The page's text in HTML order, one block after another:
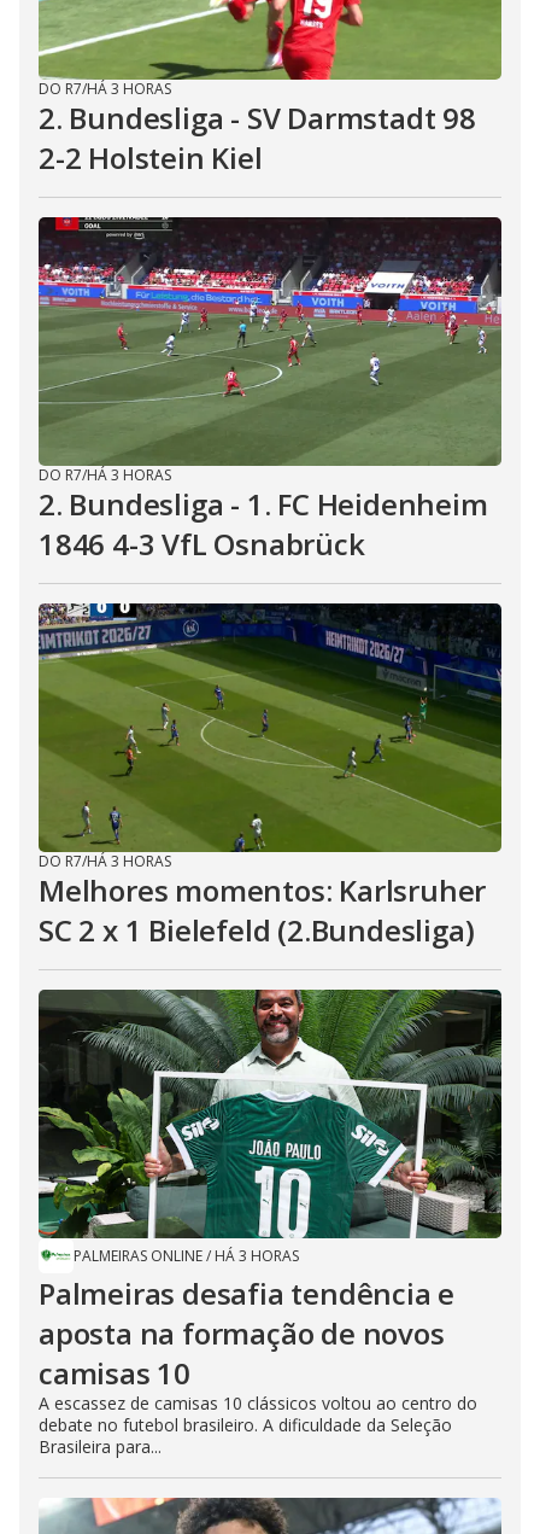
DO R7/HÁ 3 HORAS
2. Bundesliga - SV Darmstadt 98
2-2 Holstein Kiel
DO R7/HÁ 3 HORAS
2. Bundesliga - 1. FC Heidenheim
1846 4-3 VfL Osnabrück
DO R7/HÁ 3 HORAS
Melhores momentos: Karlsruher
SC 2 x 1 Bielefeld (2.Bundesliga)
PALMEIRAS ONLINE/ HÁ 3 HORAS
Palmeiras desafia tendência e
aposta na formação de novos
camisas 10
A escassez de camisas 10 clássicos voltou ao centro do
debate no futebol brasileiro. A dificuldade da Seleção
Brasileira para...